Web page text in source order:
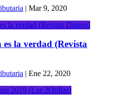
|Mar 9, 2020
la verdad (Revista
|Ene 22, 2020